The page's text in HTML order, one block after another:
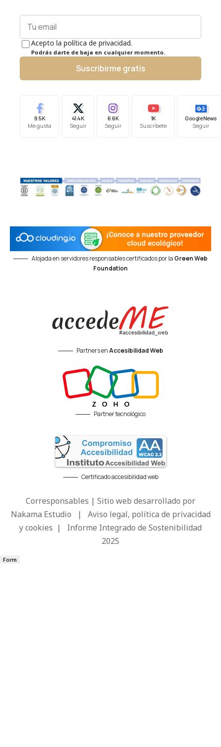
Acepto la política de privacidad.
Podrás darte de baja en cualquier momento.
Suscribirme gratis
9.5K
Me gusta
41.4K
Seguir
6.6K
Seguir
1K
Suscríbete
Google News
Seguir
Alojada en servidores responsables certificados por la Green Web
Foundation
Partners enAccesibilidad Web
Partner tecnológico
Certificado accesibilidad web
Corresponsables | Sitio web desarrollado por
Nakama Estudio | Aviso legal, política de privacidad
y cookies | Informe Integrado de Sostenibilidad
2025
Form